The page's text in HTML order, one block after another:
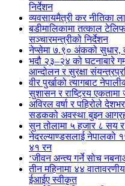
निर्देशन
व्यवसायमैत्री कर नीतिका
बडीमालिकामा तत्काल
सञ्चारमन्त्रीको निर्देशन
नेप्सेमा ७.९० अंकको सुधार,
भदौ २३–२४ को घटनाबारे
आन्दोलन र सुरक्षा
वीर पुर्खाको त्यागबाट
सुशासन र राष्ट्रिय एकतामा
अविरल वर्षा र पहिरोले
सडकको अवस्था बुझ्न
सुन तोलामा ५ हजार ८ सय
नेदरल्याण्डसलाई नेपालको
४१ रन
‘जीवन अन्त्य गर्ने सोच
तीन महिनामा ४४
ईआईए स्वीकृत